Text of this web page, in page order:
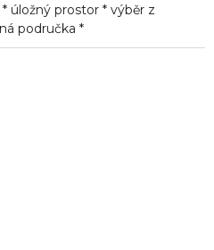
úložný prostor * výběr z
područka *